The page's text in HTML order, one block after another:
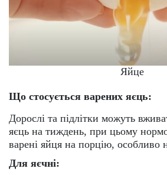
Яйце
Що стосується варених яєць:
Дорослі та підлітки можуть
яєць на тиждень, при цьому
варені яйця на порцію, особливо
Для яєчні: